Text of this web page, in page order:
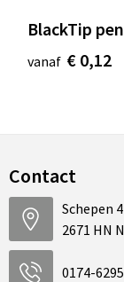
BlackTip
vanaf € 0,12
Contact
Schepen 4
2671 HN
0174-